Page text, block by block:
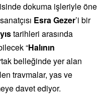
dokuma işleriyle öne
Esra Gezer’i bir
tarihleri arasında
“Halının
belleğinde yer alan
travmalar, yas ve
davet ediyor.